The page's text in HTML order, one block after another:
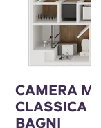
CAMERA
CLASSICA
BAGNI